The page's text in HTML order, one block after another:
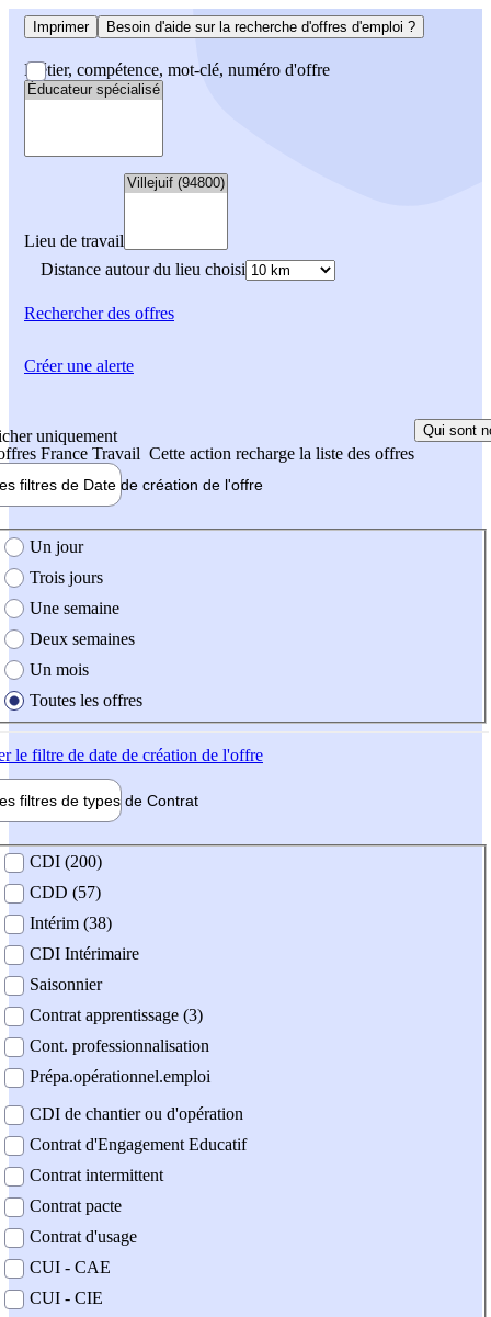
Imprimer Besoin d'aide sur la recherche d'offres d'emploi ?
Métier, compétence, mot-clé, numéro d'offre
Lieu de travail
Distance autour du lieu choisi
Rechercherdes offres
uniquement
France Travail Cette action recharge la liste des offres
Qui sont
filtres de Date de création de l'offre
création de l'offre
Un jour
Trois jours
Une semaine
Deux semaines
Un mois
Toutes les offres
le filtre de date de création de l'offre
filtres de types de Contrat
contrat
CDI (200)
CDD (57)
Intérim (38)
CDI Intérimaire
Saisonnier
Contrat apprentissage (3)
Cont. professionnalisation
Prépa.opérationnel.emploi
CDI de chantier ou d'opération
Contrat d'Engagement Educatif
Contrat intermittent
Contrat pacte
Contrat d'usage
CUI - CAE
CUI - CIE
Créer une alerte